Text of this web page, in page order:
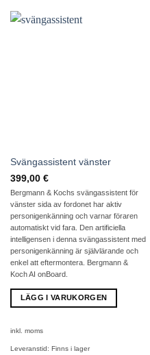
Svängassistent vänster
399,00 €
Bergmann & Kochs svängassistent för
vänster sida av fordonet har aktiv
personigenkänning och varnar föraren
automatiskt vid fara. Den artificiella
intelligensen i denna svängassistent med
personigenkänning är självlärande och
enkel att eftermontera. Bergmann &
Koch AI onBoard.
LÄGG I VARUKORGEN
inkl. moms
Leveranstid: Finns i lager